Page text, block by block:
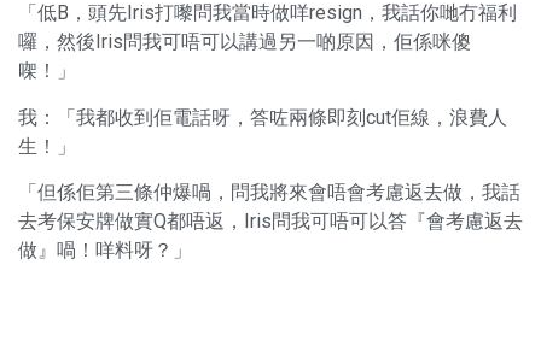
「低B，頭先Iris打嚟問我當時做咩resign，我話你哋冇福利
囉，然後Iris問我可唔可以講過另一啲原因，佢係咪傻
㗎！」
我：「我都收到佢電話呀，答咗兩條即刻cut佢線，浪費人
生！」
「但係佢第三條仲爆喎，問我將來會唔會考慮返去做，我話
去考保安牌做實Q都唔返，Iris問我可唔可以答『會考慮返去
做』喎！咩料呀？」